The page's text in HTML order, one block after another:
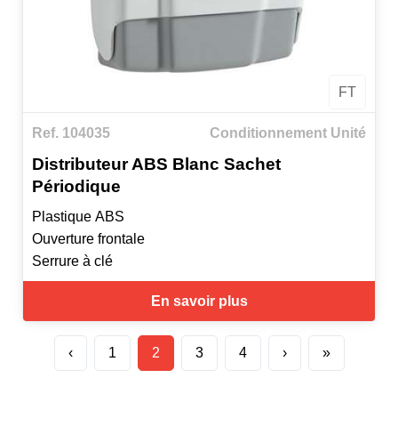
FT
Ref. 104035 Conditionnement Unité
Distributeur ABS Blanc Sachet
Périodique
Plastique ABS
Ouverture frontale
Serrure à clé
En savoir plus
‹ 1 2 3 4 › »